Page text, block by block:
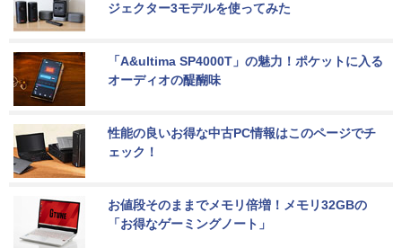
ジェクター3モデルを使ってみた
「A&ultima SP4000T」の魅力！ポケットに入る
オーディオの醍醐味
性能の良いお得な中古PC情報はこのページでチ
ェック！
お値段そのままでメモリ倍増！メモリ32GBの
「お得なゲーミングノート」